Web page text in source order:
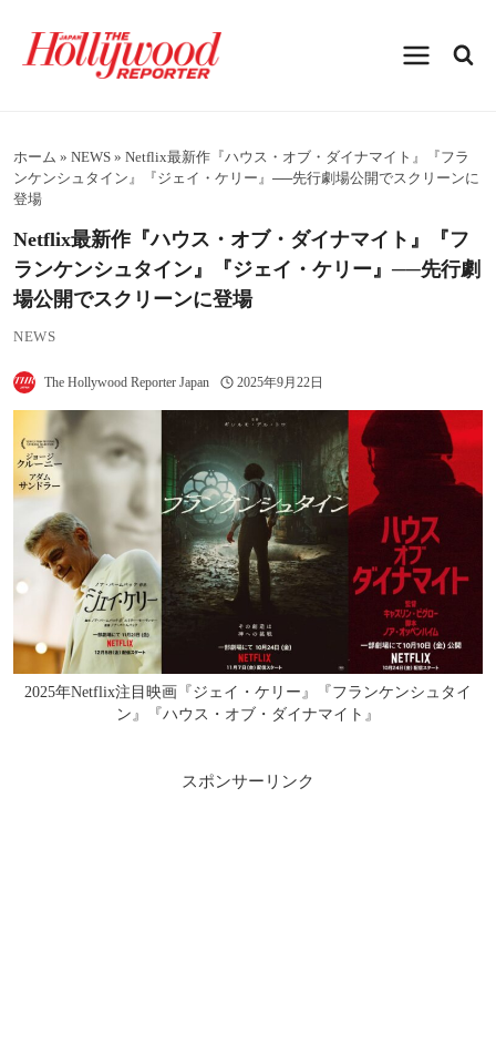
プホーム » NEWS » Netflix最新作『ハウス・オブ・ダイナマイト』『フラ
ンケンシュタイン』『ジェイ・ケリー』──先行劇場公開でスクリーンに
登場
Netflix最新作『ハウス・オブ・ダイナマイト』『フ
ランケンシュタイン』『ジェイ・ケリー』──先行劇
場公開でスクリーンに登場
NEWS
The Hollywood Reporter Japan 2025年9月22日
2025年Netflix注目映画『ジェイ・ケリー』『フランケンシュタイ
ン』『ハウス・オブ・ダイナマイト』
スポンサーリンク